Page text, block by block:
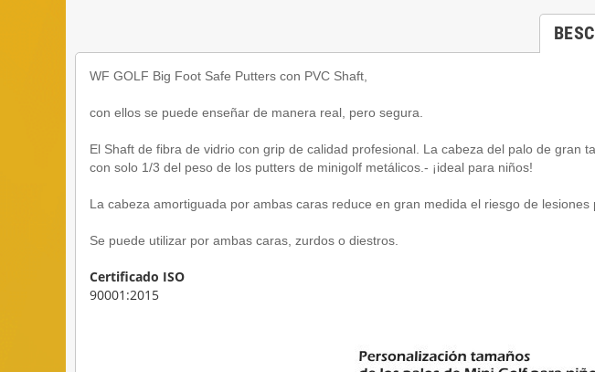
WF GOLF Big Foot Safe Putters con PVC Shaft,
con ellos se puede enseñar de manera real, pero segura.
El Shaft de fibra de vidrio con grip de calidad profesional. La cabeza del palo de gran
con solo 1/3 del peso de los putters de minigolf metálicos. - ¡ideal para niños!
La cabeza amortiguada por ambas caras reduce en gran medida el riesgo de lesiones
Se puede utilizar por ambas caras, zurdos o diestros.
Certificado ISO
90001:2015